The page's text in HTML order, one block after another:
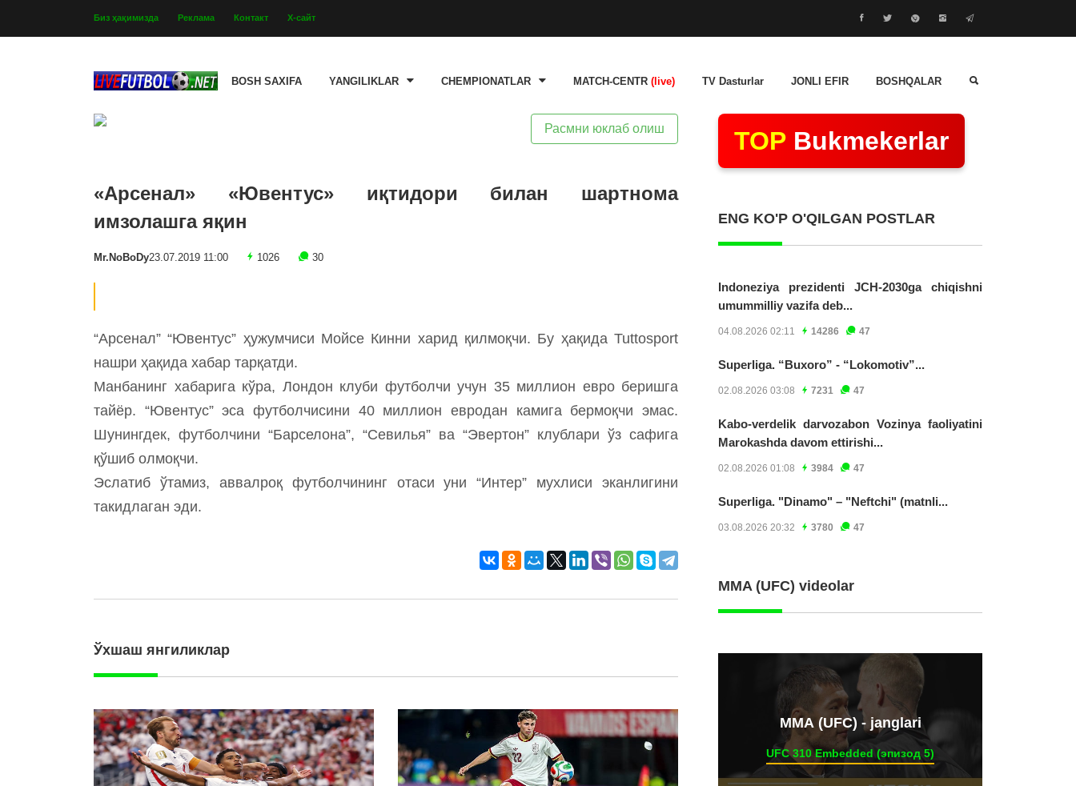
Биз ҳақимизда Реклама Контакт Х-сайт
BOSH SAXIFA YANGILIKLAR CHEMPIONATLAR MATCH-CENTR (live) TV Dasturlar JONLI EFIR BOSHQALAR
Расмни юклаб олиш
«Арсенал» «Ювентус» иқтидори билан шартнома
имзолашга яқин
Mr.NoBoDy23.07.2019 11:00 1026 30
“Арсенал” “Ювентус” ҳужумчиси Мойсе Кинни харид қилмоқчи. Бу ҳақида Tuttosport
нашри ҳақида хабар тарқатди.
Манбанинг хабарига кўра, Лондон клуби футболчи учун 35 миллион евро беришга
тайёр. “Ювентус” эса футболчисини 40 миллион евродан камига бермоқчи эмас.
Шунингдек, футболчини “Барселона”, “Севилья” ва “Эвертон” клублари ўз сафига
қўшиб олмоқчи.
Эслатиб ўтамиз, аввалроқ футболчининг отаси уни “Интер” мухлиси эканлигини
такидлаган эди.
Ўхшаш янгиликлар
TOP Bukmekerlar
ENG KO'P O'QILGAN POSTLAR
Indoneziya prezidenti JCH-2030ga chiqishni
umummilliy vazifa deb...
04.08.2026 02:11 14286 47
Superliga. “Buxoro” - “Lokomotiv”...
02.08.2026 03:08 7231 47
Kabo-verdelik darvozabon Vozinya faoliyatini
Marokashda davom ettirishi...
02.08.2026 01:08 3984 47
Superliga. "Dinamo" – "Neftchi" (matnli...
03.08.2026 20:32 3780 47
MMA (UFC) videolar
ММА (UFC) - janglari
UFC 310 Embedded (эпизод 5)